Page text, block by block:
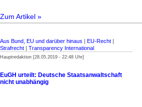
Zum Artikel »
Aus Bund, EU und darüber hinaus | EU-Recht |
Strafrecht | Transparency International
Hauptredaktion [28.05.2019 - 22:48 Uhr]
EuGH urteilt: Deutsche Staatsanwaltschaft
nicht unabhängig